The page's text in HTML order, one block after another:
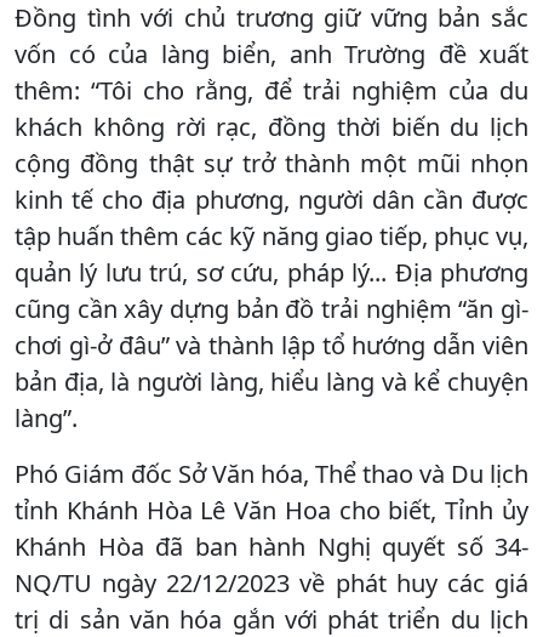
Đồng tình với chủ trương giữ vững bản sắc
vốn có của làng biển, anh Trường đề xuất
thêm: “Tôi cho rằng, để trải nghiệm của du
khách không rời rạc, đồng thời biến du lịch
cộng đồng thật sự trở thành một mũi nhọn
kinh tế cho địa phương, người dân cần được
tập huấn thêm các kỹ năng giao tiếp, phục vụ,
quản lý lưu trú, sơ cứu, pháp lý... Địa phương
cũng cần xây dựng bản đồ trải nghiệm “ăn gì-
chơi gì-ở đâu” và thành lập tổ hướng dẫn viên
bản địa, là người làng, hiểu làng và kể chuyện
làng”.
Phó Giám đốc Sở Văn hóa, Thể thao và Du lịch
tỉnh Khánh Hòa Lê Văn Hoa cho biết, Tỉnh ủy
Khánh Hòa đã ban hành Nghị quyết số 34-
NQ/TU ngày 22/12/2023 về phát huy các giá
trị di sản văn hóa gắn với phát triển du lịch